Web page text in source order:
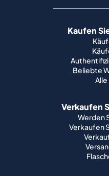
Kaufen
Beliebte
Verkaufen
Werden
Verkaufen